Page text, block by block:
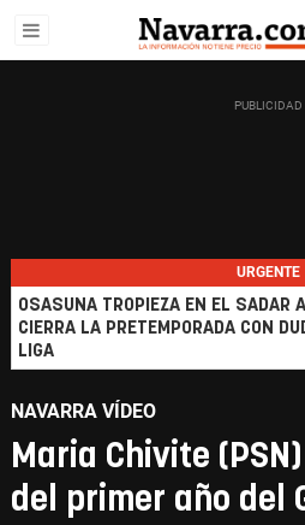
URGENTE
OSASUNA TROPIEZA EN EL SADAR
CIERRA LA PRETEMPORADA CON
LIGA
NAVARRA VÍDEO
Maria Chivite
del primer año del